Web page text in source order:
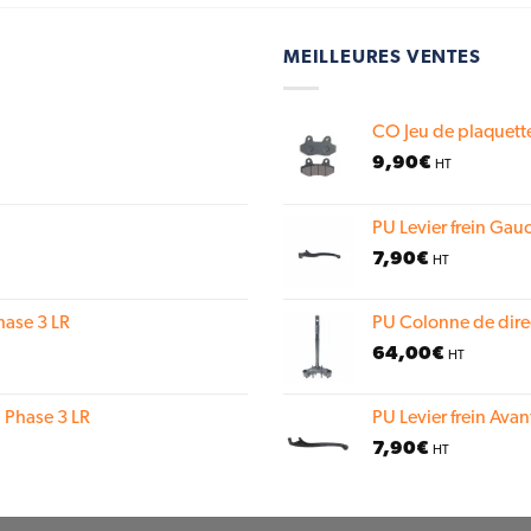
3 LR
3 LR
MEILLEURES VENTES
CO Jeu de
9,90€ HT
PU Levier frein
7,90€ HT
PU Colonne de
64,00€ HT
PU Levier frein
7,90€ HT